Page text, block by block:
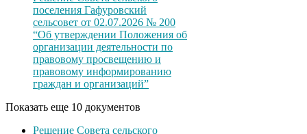
поселения Гафуровский
сельсовет от 02.07.2026 № 200
“Об утверждении Положения об
организации деятельности по
правовому просвещению и
правовому информированию
граждан и организаций”
Показать еще 10 документов
Решение Совета сельского